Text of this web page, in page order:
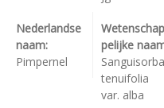
Nederlandse
naam:
Pimpernel
Wetenschap
pelijke
Sanguisorba
tenuifolia
var. alba